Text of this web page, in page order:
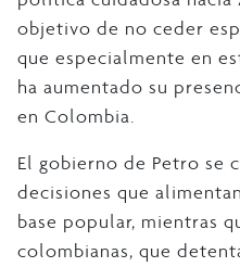
objetivo de no ceder
que especialmente en
ha aumentado su
en Colombia.
El gobierno de Petro se
decisiones que
base popular, mientras
colombianas, que